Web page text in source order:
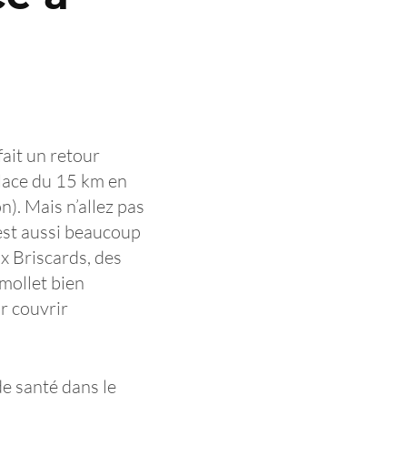
un retour
du 15 km en
Mais n’allez pas
aussi beaucoup
Briscards, des
bien
couvrir
santé dans le